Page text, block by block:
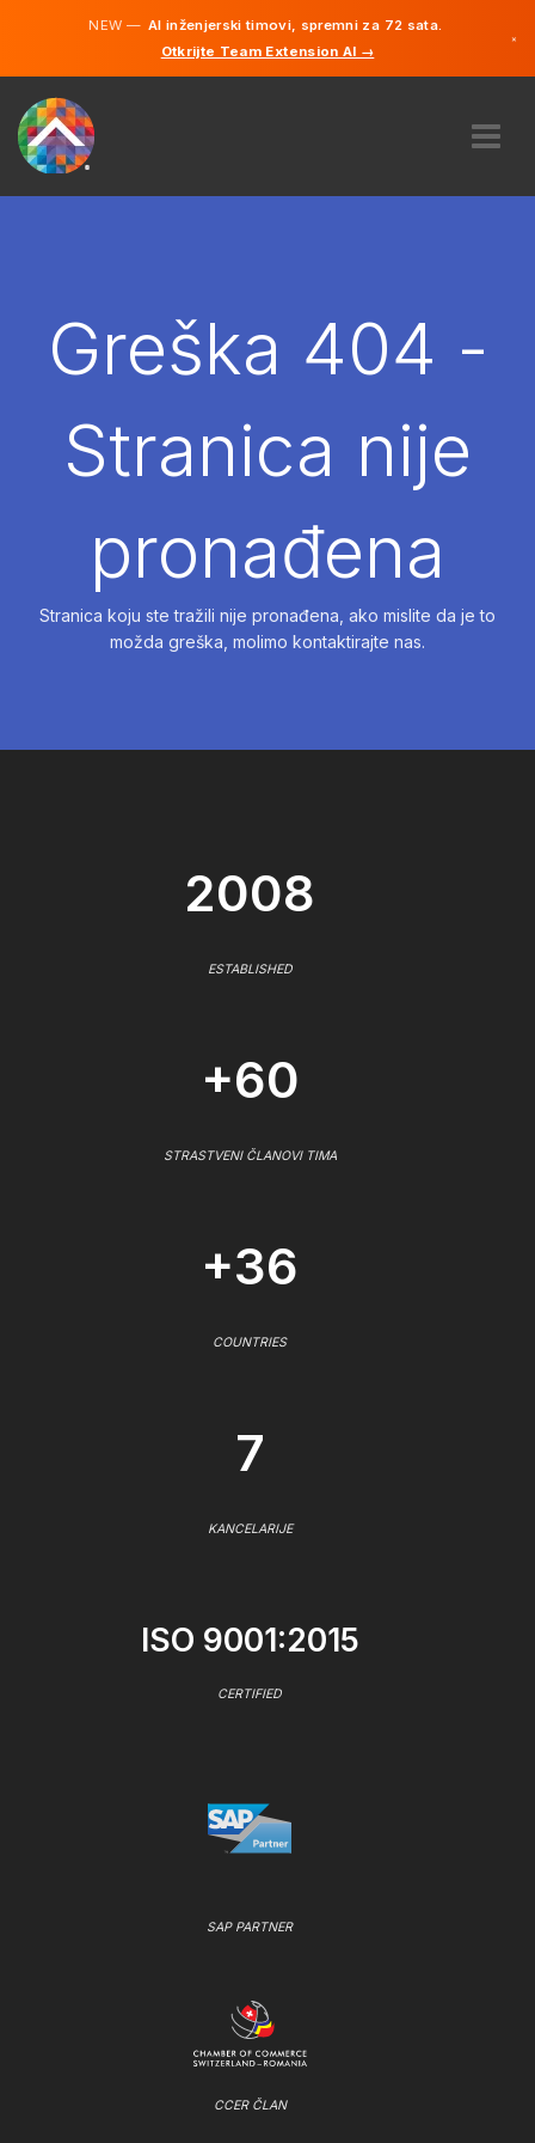
NEW —AI inženjerski timovi, spremni za 72 sata.
Otkrijte Team Extension AI →
×
NAJAMGreška 404 -
Stranica nije
pronađena
Stranica koju ste tražili nije pronađena, ako mislite da je to
možda greška, molimo kontaktirajte nas.
2008
ESTABLISHED
+60
STRASTVENI ČLANOVI TIMA
+36
COUNTRIES
7
KANCELARIJE
ISO 9001:2015
CERTIFIED
SAP PARTNER
CCER ČLAN